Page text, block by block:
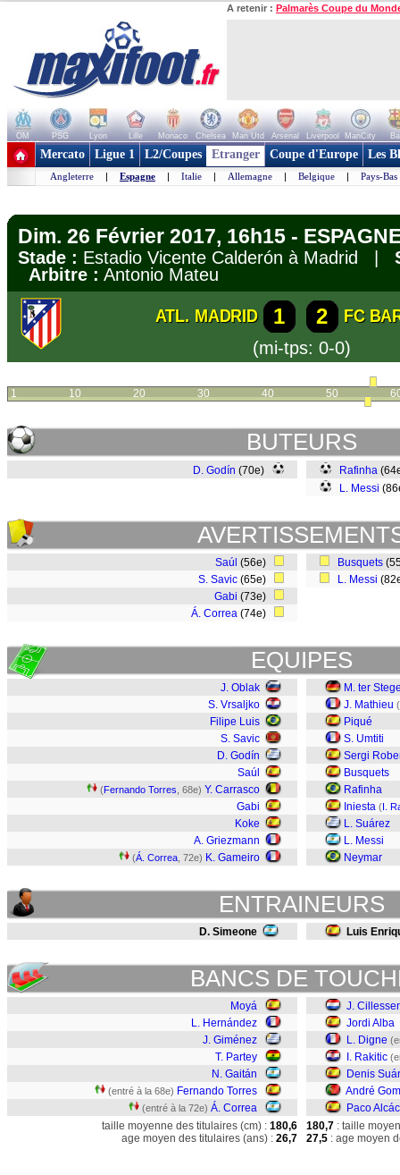
A retenir : Palmarès Coupe du
OM PSG Lyon Lille Monaco Chelsea Man Utd Arsenal Liverpool ManCity
+ de clubs
Mercato Ligue 1 L2/Coupes Etranger Coupe d'Europe Les
Angleterre | Espagne | Italie | Allemagne | Belgique | Pays-Bas
Dim. 26 Février 2017, 16h15 -
Stade : Estadio Vicente Calderón à Madrid |
Arbitre : Antonio Mateu
ATL. MADRID 1 2
FC
(mi-tps: 0-0)
1 10 20 30 40 50
BUTEURS
D. Godín (70e) Rafinha
L. Messi
Saúl (56e)
S. Savic (65e)
Gabi (73e)
Á. Correa (74e)
Busquets
L. Messi
EQUIPES
J. Oblak
S. Vrsaljko
Filipe Luis
S. Savic
D. Godín
Saúl
(Fernando Torres , 68e) Y. Carrasco
Gabi
Koke
A. Griezmann
(Á. Correa , 72e) K. Gameiro
M. ter
J. Mathieu (
Piqué
S. Umtiti
Sergi
Busquets
Rafinha
Iniesta (I.
L. Suárez
L. Messi
Neymar
ENTRAINEURS
D. Simeone Luis
BANCS DE
Moyá
L. Hernández
J. Giménez
T. Partey
N. Gaitán
(entré à la 68e) Fernando Torres
(entré à la 72e) Á. Correa
J.
Jordi Alba
L. Digne
I. Rakitic
Denis
André
Paco
taille moyenne des titulaires (cm) : 180,6
age moyen des titulaires (ans) : 26,7
180,7 : taille
27,5 : age moyen